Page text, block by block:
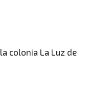
colonia La Luz de